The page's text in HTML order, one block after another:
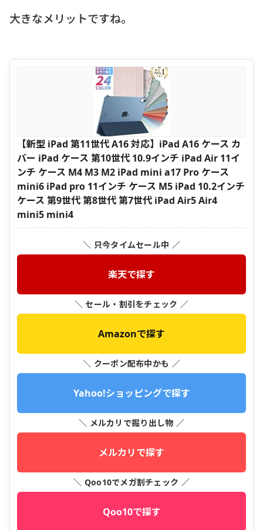
大きなメリットですね。
【新型 iPad 第11世代 A16 対応】iPad A16 ケース カ
バー iPad ケース 第10世代 10.9インチ iPad Air 11イ
ンチ ケース M4 M3 M2 iPad mini a17 Pro ケース
mini6 iPad pro 11インチ ケース M5 iPad 10.2インチ
ケース 第9世代 第8世代 第7世代 iPad Air5 Air4
mini5 mini4
＼ 只今タイムセール中 ／
楽天で探す
＼ セール・割引をチェック ／
Amazonで探す
＼ クーポン配布中かも ／
Yahoo!ショッピングで探す
＼ メルカリで掘り出し物 ／
メルカリで探す
＼ Qoo10でメガ割チェック ／
Qoo10で探す